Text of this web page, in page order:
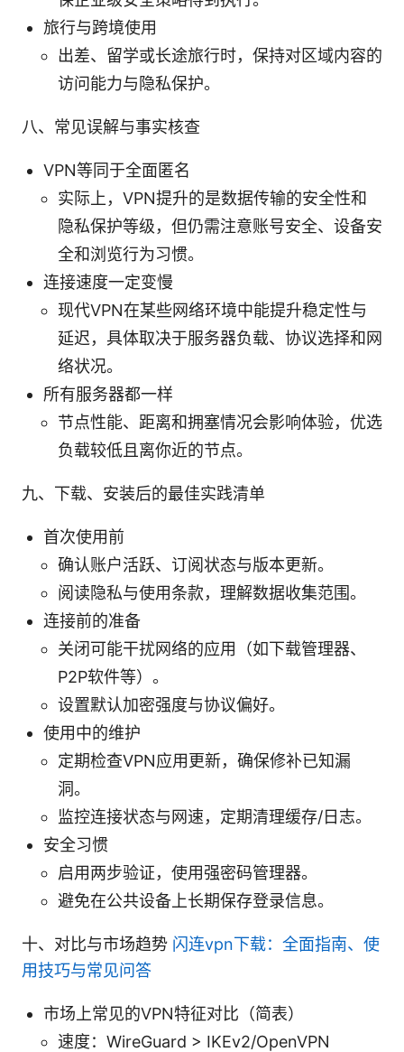
旅行与跨境使用
出差、留学或长途旅行时，保持对区域内容的
访问能力与隐私保护。
八、常见误解与事实核查
VPN等同于全面匿名
实际上，VPN提升的是数据传输的安全性和
隐私保护等级，但仍需注意账号安全、设备安
全和浏览行为习惯。
连接速度一定变慢
现代VPN在某些网络环境中能提升稳定性与
延迟，具体取决于服务器负载、协议选择和网
络状况。
所有服务器都一样
节点性能、距离和拥塞情况会影响体验，优选
负载较低且离你近的节点。
九、下载、安装后的最佳实践清单
首次使用前
确认账户活跃、订阅状态与版本更新。
阅读隐私与使用条款，理解数据收集范围。
连接前的准备
关闭可能干扰网络的应用（如下载管理器、
P2P软件等）。
设置默认加密强度与协议偏好。
使用中的维护
定期检查VPN应用更新，确保修补已知漏
洞。
监控连接状态与网速，定期清理缓存/日志。
安全习惯
启用两步验证，使用强密码管理器。
避免在公共设备上长期保存登录信息。
十、对比与市场趋势 闪连vpn下载：全面指南、使
用技巧与常见问答
市场上常见的VPN特征对比（简表）
速度：WireGuard > IKEv2/OpenVPN